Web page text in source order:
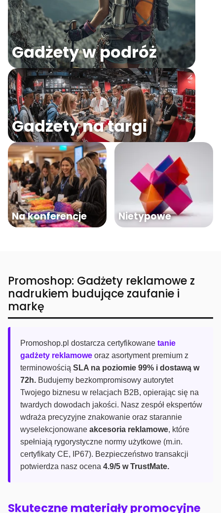
Gadżety w podróż
Gadżety na targi
Na konferencje Nietypowe
Promoshop: Gadżety reklamowe z
nadrukiem budujące zaufanie i
markę
Promoshop.pl dostarcza certyfikowane tanie
gadżety reklamowe oraz asortyment premium z
terminowością SLA na poziomie 99% i dostawą w
72h. Budujemy bezkompromisowy autorytet
Twojego biznesu w relacjach B2B, opierając się na
twardych dowodach jakości. Nasz zespół ekspertów
wdraża precyzyjne znakowanie oraz starannie
wyselekcjonowane akcesoria reklamowe, które
spełniają rygorystyczne normy użytkowe (m.in.
certyfikaty CE, IP67). Bezpieczeństwo transakcji
potwierdza nasz ocena 4.9/5 w TrustMate.
Skuteczne materiały promocyjne